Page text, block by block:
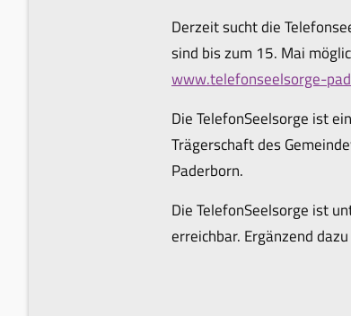
Derzeit sucht die
sind bis zum 15. Mai
www.telefonseelsorge-
Die TelefonSeelsorge ist
Trägerschaft des
Paderborn.
Die TelefonSeelsorge ist
erreichbar. Ergänzend